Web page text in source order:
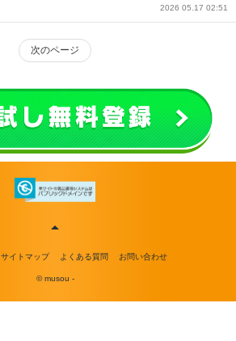
2026 05.17 02:51
次のページ
サイトマップ よくある質問 お問い合わせ
© musou -